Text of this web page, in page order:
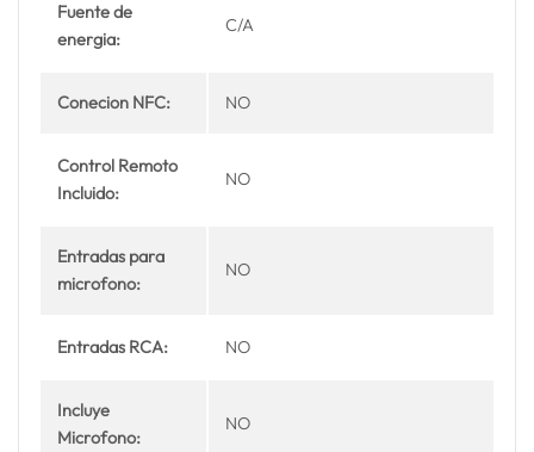
Fuente de
energia:
C/A
Conecion NFC: NO
Control Remoto
Incluido:
NO
Entradas para
microfono:
NO
Entradas RCA: NO
Incluye
Microfono:
NO